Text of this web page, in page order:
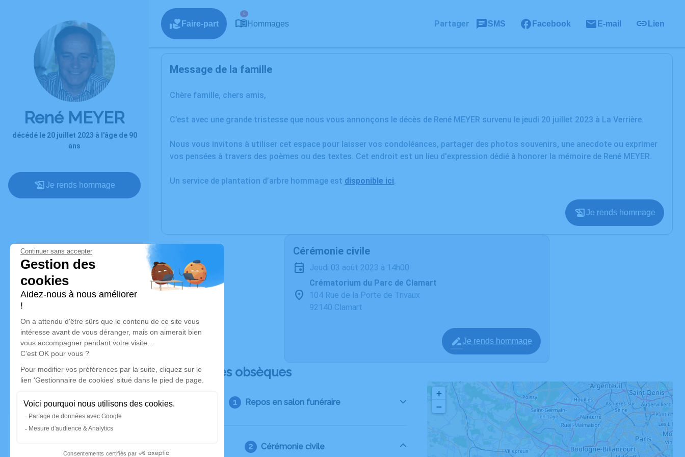
René MEYER
décédé le 20 juillet 2023 à l'âge de 90
ans
Je rends hommage
Faire-part
6
Hommages Partager SMS Facebook E-mail Lien
Message de la famille
Chère famille, chers amis,
C’est avec une grande tristesse que nous vous annonçons le décès de René MEYER survenu le jeudi 20 juillet 2023 à La Verrière.
Nous vous invitons à utiliser cet espace pour laisser vos condoléances, partager des photos souvenirs, une anecdote ou exprimer
vos pensées à travers des poèmes ou des textes. Cet endroit est un lieu d'expression dédié à honorer la mémoire de René MEYER.
Un service de plantation d’arbre hommage est disponible ici.
Je rends hommage
Cérémonie civile
jeudi 03 août 2023 à 14h00
Crématorium du Parc de Clamart
104 Rue de la Porte de Trivaux
92140 Clamart
Je rends hommage
Déroulé des obsèques
Repos en salon funéraire
Cérémonie civile
+
−